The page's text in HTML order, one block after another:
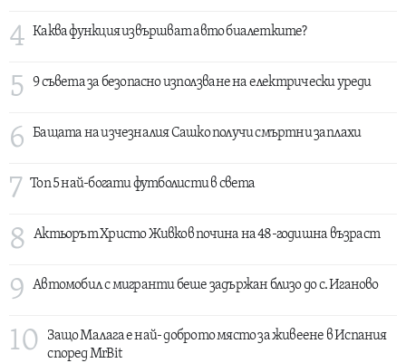
4 Каква функция извършват авто биалетките?
5 9 съвета за безопасно използване на електрически уреди
6 Бащата на изчезналия Сашко получи смъртни заплахи
7 Топ 5 най-богати футболисти в света
8 Актьорът Христо Живков почина на 48-годишна възраст
9 Автомобил с мигранти беше задържан близо до с. Иганово
10
Защо Малага е най- доброто място за живеене в Испания
според MrBit